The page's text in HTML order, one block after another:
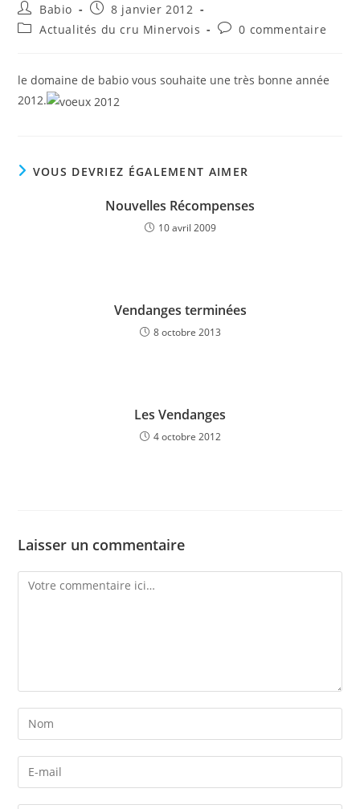
Auteur/autrice
de
la
Babio
Publication
publiée :
8 janvier 2012
PostActualités du cru Minervois
Commentaires
publication :
0 commentaire
le domaine de babio vous souhaite une très bonne année
2012.
VOUS DEVRIEZ ÉGALEMENT AIMER
Nouvelles Récompenses
10 avril 2009
Vendanges terminées
8 octobre 2013
Les Vendanges
4 octobre 2012
Laisser un commentaire
Comment
Enter
your
name
Enter
your
email